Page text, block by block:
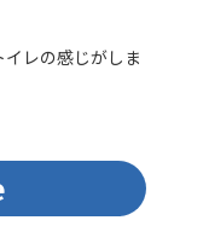
レの感じがしま